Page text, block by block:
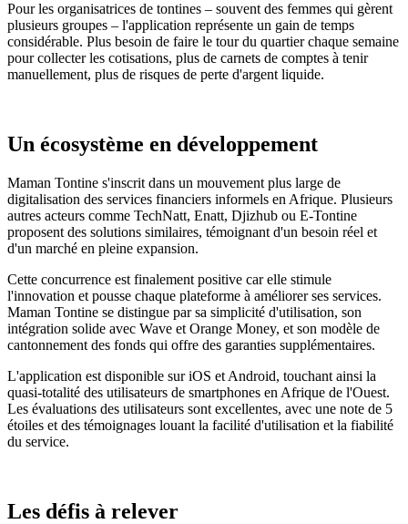
Pour les organisatrices de tontines – souvent des femmes qui gèrent
plusieurs groupes – l'application représente un gain de temps
considérable. Plus besoin de faire le tour du quartier chaque semaine
pour collecter les cotisations, plus de carnets de comptes à tenir
manuellement, plus de risques de perte d'argent liquide.
Un écosystème en développement
Maman Tontine s'inscrit dans un mouvement plus large de
digitalisation des services financiers informels en Afrique. Plusieurs
autres acteurs comme TechNatt, Enatt, Djizhub ou E-Tontine
proposent des solutions similaires, témoignant d'un besoin réel et
d'un marché en pleine expansion.
Cette concurrence est finalement positive car elle stimule
l'innovation et pousse chaque plateforme à améliorer ses services.
Maman Tontine se distingue par sa simplicité d'utilisation, son
intégration solide avec Wave et Orange Money, et son modèle de
cantonnement des fonds qui offre des garanties supplémentaires.
L'application est disponible sur iOS et Android, touchant ainsi la
quasi-totalité des utilisateurs de smartphones en Afrique de l'Ouest.
Les évaluations des utilisateurs sont excellentes, avec une note de 5
étoiles et des témoignages louant la facilité d'utilisation et la fiabilité
du service.
Les défis à relever